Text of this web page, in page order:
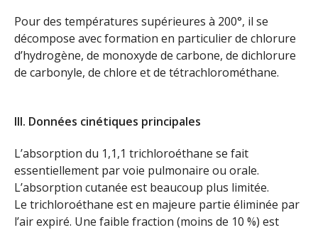
Pour des températures supérieures à 200°, il se
décompose avec formation en particulier de chlorure
d’hydrogène, de monoxyde de carbone, de dichlorure
de carbonyle, de chlore et de tétrachlorométhane.
III. Données cinétiques principales
L’absorption du 1,1,1 trichloroéthane se fait
essentiellement par voie pulmonaire ou orale.
L’absorption cutanée est beaucoup plus limitée.
Le trichloroéthane est en majeure partie éliminée par
l’air expiré. Une faible fraction (moins de 10 %) est